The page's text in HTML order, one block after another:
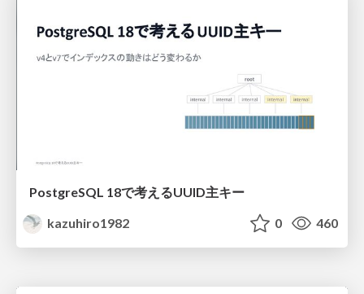
PostgreSQL 18で考えるUUID主キー
kazuhiro1982
0 460